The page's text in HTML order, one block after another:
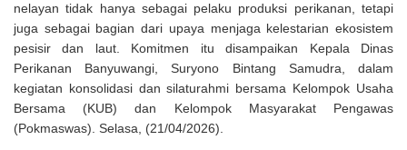
nelayan tidak hanya sebagai pelaku produksi perikanan, tetapi
juga sebagai bagian dari upaya menjaga kelestarian ekosistem
pesisir dan laut. Komitmen itu disampaikan Kepala Dinas
Perikanan Banyuwangi, Suryono Bintang Samudra, dalam
kegiatan konsolidasi dan silaturahmi bersama Kelompok Usaha
Bersama (KUB) dan Kelompok Masyarakat Pengawas
(Pokmaswas). Selasa, (21/04/2026).